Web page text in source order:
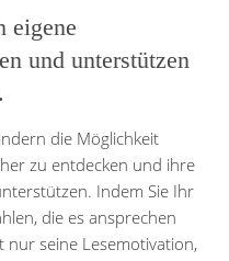
eigene
und unterstützen
die Möglichkeit
zu entdecken und ihre
Indem Sie Ihr
die es ansprechen
nur seine Lesemotivation,